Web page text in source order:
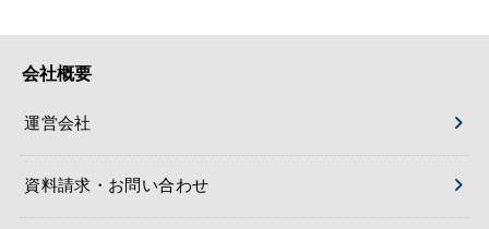
会社概要
運営会社
資料請求・お問い合わせ